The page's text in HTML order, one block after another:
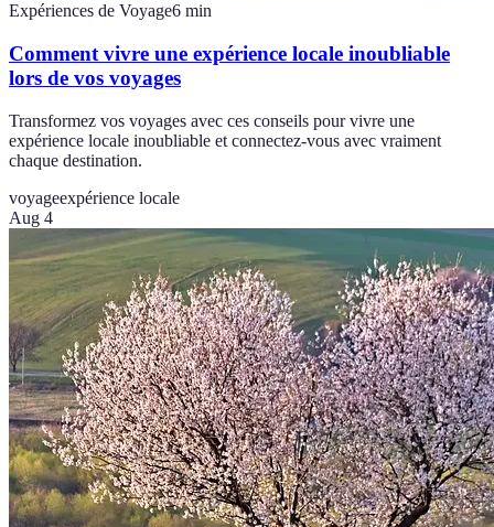
Expériences de Voyage6 min
Comment vivre une expérience locale inoubliable
lors de vos voyages
Transformez vos voyages avec ces conseils pour vivre une
expérience locale inoubliable et connectez-vous avec vraiment
chaque destination.
voyageexpérience locale
Aug 4